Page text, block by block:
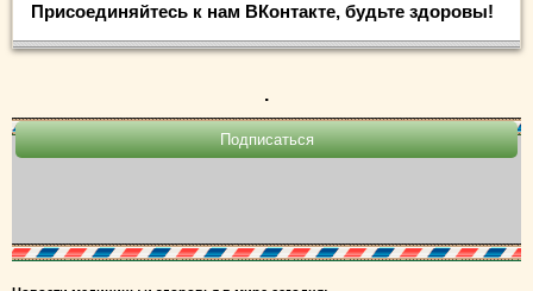
Присоединяйтесь к нам ВКонтакте, будьте здоровы!
.